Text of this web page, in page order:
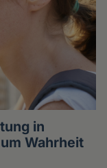
in
Wahrheit